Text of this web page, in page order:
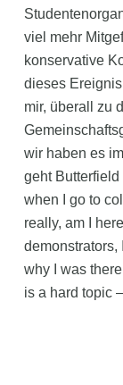
viel mehr
konservative
dieses
mir, überall zu
wir haben es
geht Butterfield
when I go to
really, am I
demonstrators,
why I was
is a hard topic